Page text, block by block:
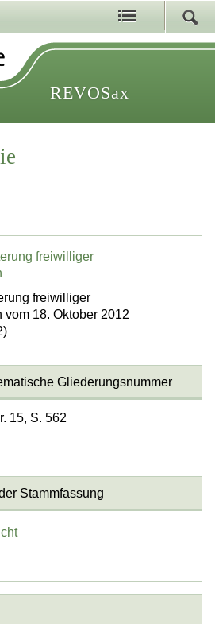
REVOSax
freiwilliger
freiwilliger
18. Oktober 2012
Gliederungsnummer
15, S. 562
Stammfassung